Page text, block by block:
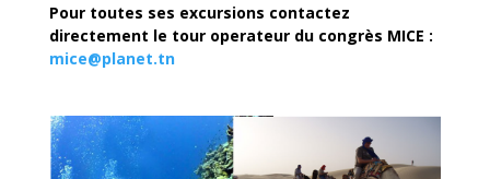
Pour toutes ses excursions contactez
directement le tour operateur du congrès MICE :
mice@planet.tn